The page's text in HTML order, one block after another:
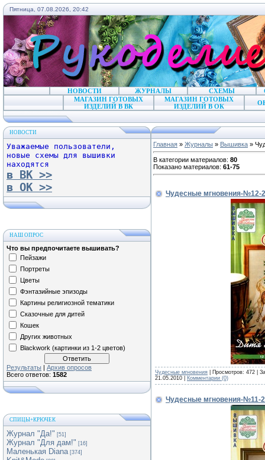
Пятница, 07.08.2026, 20:42
НОВОСТИ ЖУРНАЛЫ СХЕМЫ
МАГАЗИН ГОТОВЫХ
ИЗДЕЛИЙ В ВК
МАГАЗИН ГОТОВЫХ
ИЗДЕЛИЙ В ОК
НОВОСТИ
Уважаемые пользователи,
новые схемы для вышивки
находятся
в ВК >>
в ОК >>
НАШ ОПРОС
Что вы предпочитаете вышивать?
Пейзажи
Портреты
Цветы
Фэнтазийные эпизоды
Картины религиозной тематики
Сказочные для дитей
Кошек
Других животных
Blackwork (картинки из 1-2 цветов)
Результаты | Архив опросов
Всего ответов: 1582
СПИЦЫ+КРЮЧЕК
Журнал "Да!" [51]
Журнал "Для дам!" [16]
Маленькая Diana [374]
Главная » Журналы » Вышивка »
В категории материалов: 80
Показано материалов: 61-75
Чудесные мгновения-№12-
Чудесные мгновения | Просмотров: 472 |
21.05.2010
Комментарии (0)
Чудесные мгновения-№11-